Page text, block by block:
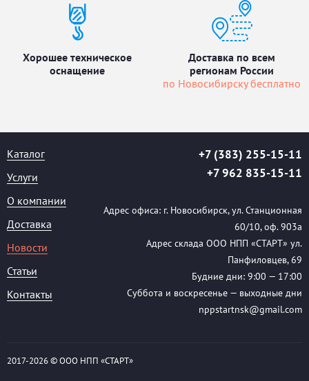
Хорошее техническое
оснащение
Доставка по всем
регионам России
по Новосибирску бесплатно
Каталог
Услуги
О компании
Доставка
Новости
Статьи
Контакты
+7 (383) 255-15-11
+7 962 835-15-11
Адрес офиса: г. Новосибирск, ул. Станционная
60/10, оф. 903а
Адрес склада ООО НПП «СТАРТ» ул.
Панфиловцев, 69
Будние дни: 9:00 — 17:00
Суббота и воскресенье — выходные дни
nppstartnsk@gmail.com
2017-2026 © ООО НПП «СТАРТ»